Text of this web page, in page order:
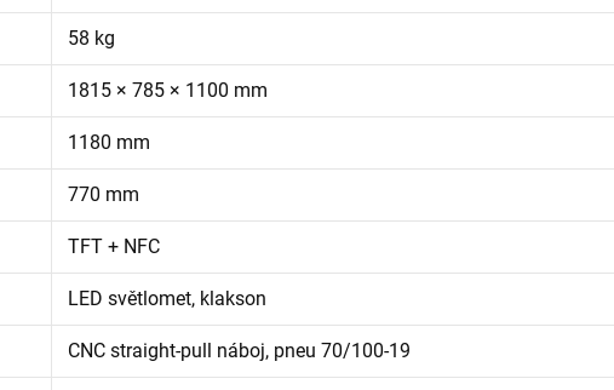
58 kg
1815 × 785 × 1100 mm
1180 mm
770 mm
TFT + NFC
LED světlomet, klakson
CNC straight-pull náboj, pneu 70/100-19